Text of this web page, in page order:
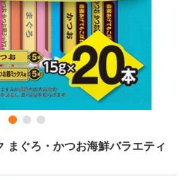
まぐろ・かつお海鮮バラエティ